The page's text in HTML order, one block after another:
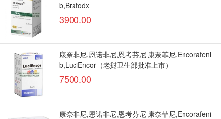
b,Bratodx
3900.00
康奈非尼,恩诺非尼,恩考芬尼,康奈菲尼,Encorafeni
b,LuciEncor（老挝卫生部批准上市）
7500.00
康奈非尼,恩诺非尼,恩考芬尼,康奈菲尼,Encorafeni